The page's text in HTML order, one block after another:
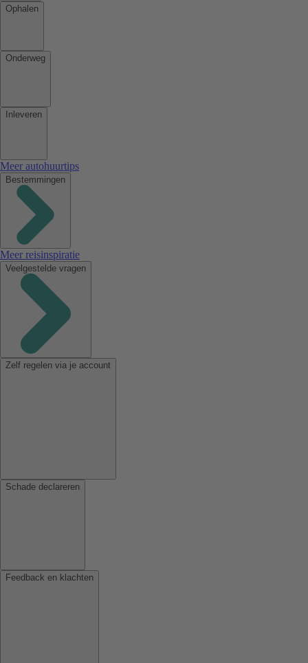
Ophalen
Onderweg
Inleveren
Meer autohuurtips
Bestemmingen
Meer reisinspiratie
Veelgestelde vragen
Zelf regelen via je account
Schade declareren
Feedback en klachten